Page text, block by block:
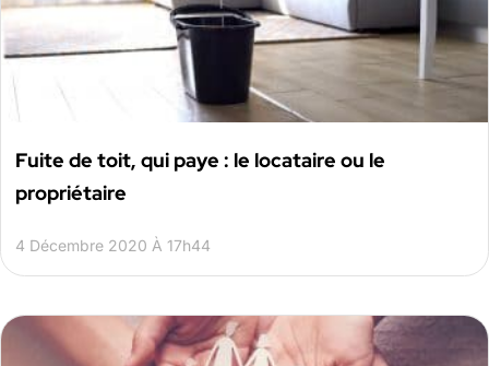
Fuite de toit, qui paye : le locataire ou le
propriétaire
4 Décembre 2020 À 17h44